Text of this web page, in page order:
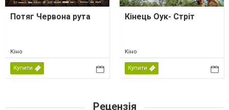
Потяг Червона рута
Кіно
Купити
Кінець Оук- Стріт
Кіно
Купити
Рецензія